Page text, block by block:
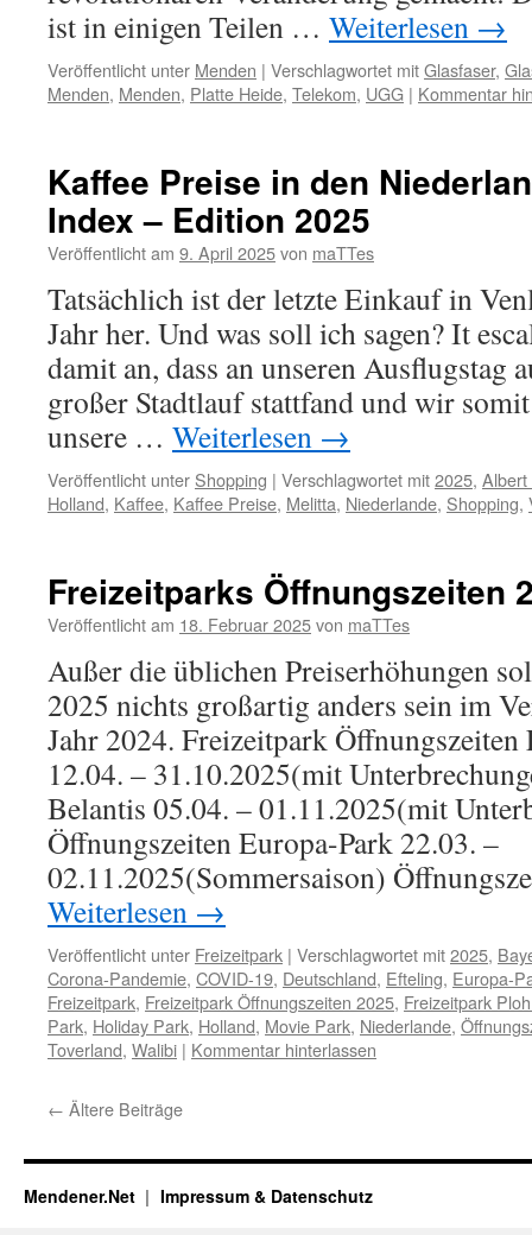
ist in einigen Teilen … Weiterlesen →
Veröffentlicht unter Menden | Verschlagwortet mitGlasfaser,
Menden, Menden, Platte Heide, Telekom, UGG | Kommentar
Kaffee Preise in den
Index – Edition 2025
Veröffentlicht am 9. April 2025von maTTes
Tatsächlich ist der letzte Einkauf in
Jahr her. Und was soll ich sagen? It
damit an, dass an unseren Ausflugstag
großer Stadtlauf stattfand und wir
unsere … Weiterlesen →
Veröffentlicht unter Shopping | Verschlagwortet mit2025, Albert
Holland, Kaffee, Kaffee Preise, Melitta, Niederlande, Shopping,
Freizeitparks Öffnungszeiten
Veröffentlicht am 18. Februar 2025von maTTes
Außer die üblichen Preiserhöhungen
2025 nichts großartig anders sein im
Jahr 2024. Freizeitpark
12.04. – 31.10.2025(mit
Belantis 05.04. – 01.11.2025(mit
Öffnungszeiten Europa-Park 22.03. –
02.11.2025(Sommersaison)
Weiterlesen →
Veröffentlicht unter Freizeitpark | Verschlagwortet mit2025,
Corona-Pandemie, COVID-19, Deutschland, Efteling, Europa-
Freizeitpark, Freizeitpark Öffnungszeiten 2025, Freizeitpark
Park, Holiday Park, Holland, Movie Park, Niederlande,
Toverland, Walibi | Kommentar hinterlassen
← Ältere Beiträge
Mendener.Net Impressum & Datenschutz